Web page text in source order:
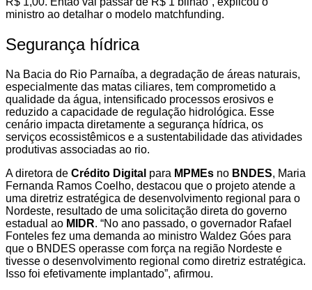
ministro ao detalhar o modelo matchfunding.
Segurança hídrica
Na Bacia do Rio Parnaíba, a degradação de áreas naturais,
especialmente das matas ciliares, tem comprometido a
qualidade da água, intensificado processos erosivos e
reduzido a capacidade de regulação hidrológica. Esse
cenário impacta diretamente a segurança hídrica, os
serviços ecossistêmicos e a sustentabilidade das atividades
produtivas associadas ao rio.
A diretora de Crédito Digital para MPMEs no BNDES, Maria
Fernanda Ramos Coelho, destacou que o projeto atende a
uma diretriz estratégica de desenvolvimento regional para o
Nordeste, resultado de uma solicitação direta do governo
estadual ao MIDR. “No ano passado, o governador Rafael
Fonteles fez uma demanda ao ministro Waldez Góes para
que o BNDES operasse com força na região Nordeste e
tivesse o desenvolvimento regional como diretriz estratégica.
Isso foi efetivamente implantado”, afirmou.